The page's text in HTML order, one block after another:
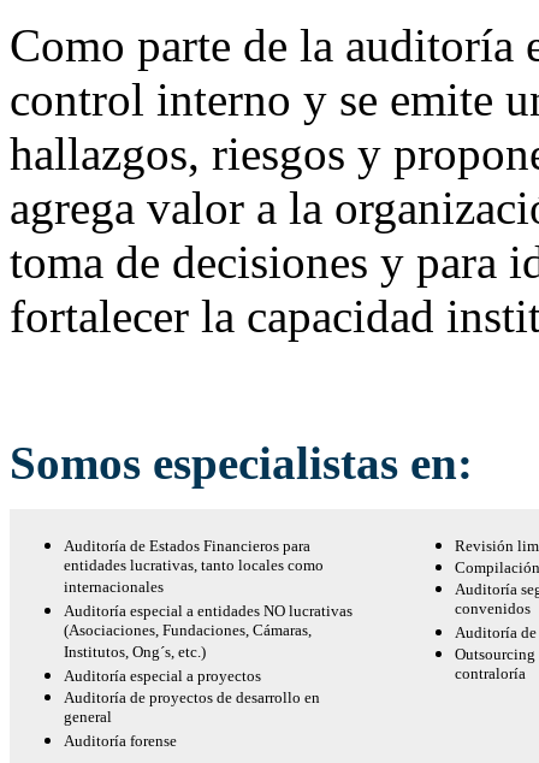
Como parte de la auditoría
control interno y se emite
hallazgos, riesgos y
agrega valor a la
toma de decisiones y para
fortalecer la capacidad
Somos especialistas en:
Auditoría de Estados Financieros para
entidades lucrativas, tanto locales como
internacionales
Auditoría especial a entidades NO lucrativas
(Asociaciones, Fundaciones, Cámaras,
Institutos, Ong´s, etc.)
Auditoría especial a proyectos
Auditoría de proyectos de desarrollo en
general
Auditoría forense
Revisión
Auditoría
convenidos
Auditoría de
contraloría